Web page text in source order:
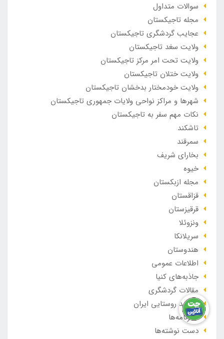
سوالات متداول
مجله تاجیکستان
عجایب گردشگری تاجیکستان
ولایت سغد تاجیکستان
ولایت تحت امر مرکز تاجیکستان
ولایت ختلان تاجیکستان
ولایت خودمختار بدخشان تاجیکستان
شهرها و مراکز نواحی ولایات جمهوری تاجیکستان
نکات مهم سفر به تاجیکستان
تاشکند
سمرقند
بخارای شریف
خیوه
مجله ازبکستان
قزاقستان
قرقیزستان
ونزوئلا
سریلانکا
هندوستان
اطلاعات عمومی
جاذبه‌های کنیا
مقالات گردشگری
مقاصد روستایی ایران
سفرنامه‌ها
دست نوشته‌ها